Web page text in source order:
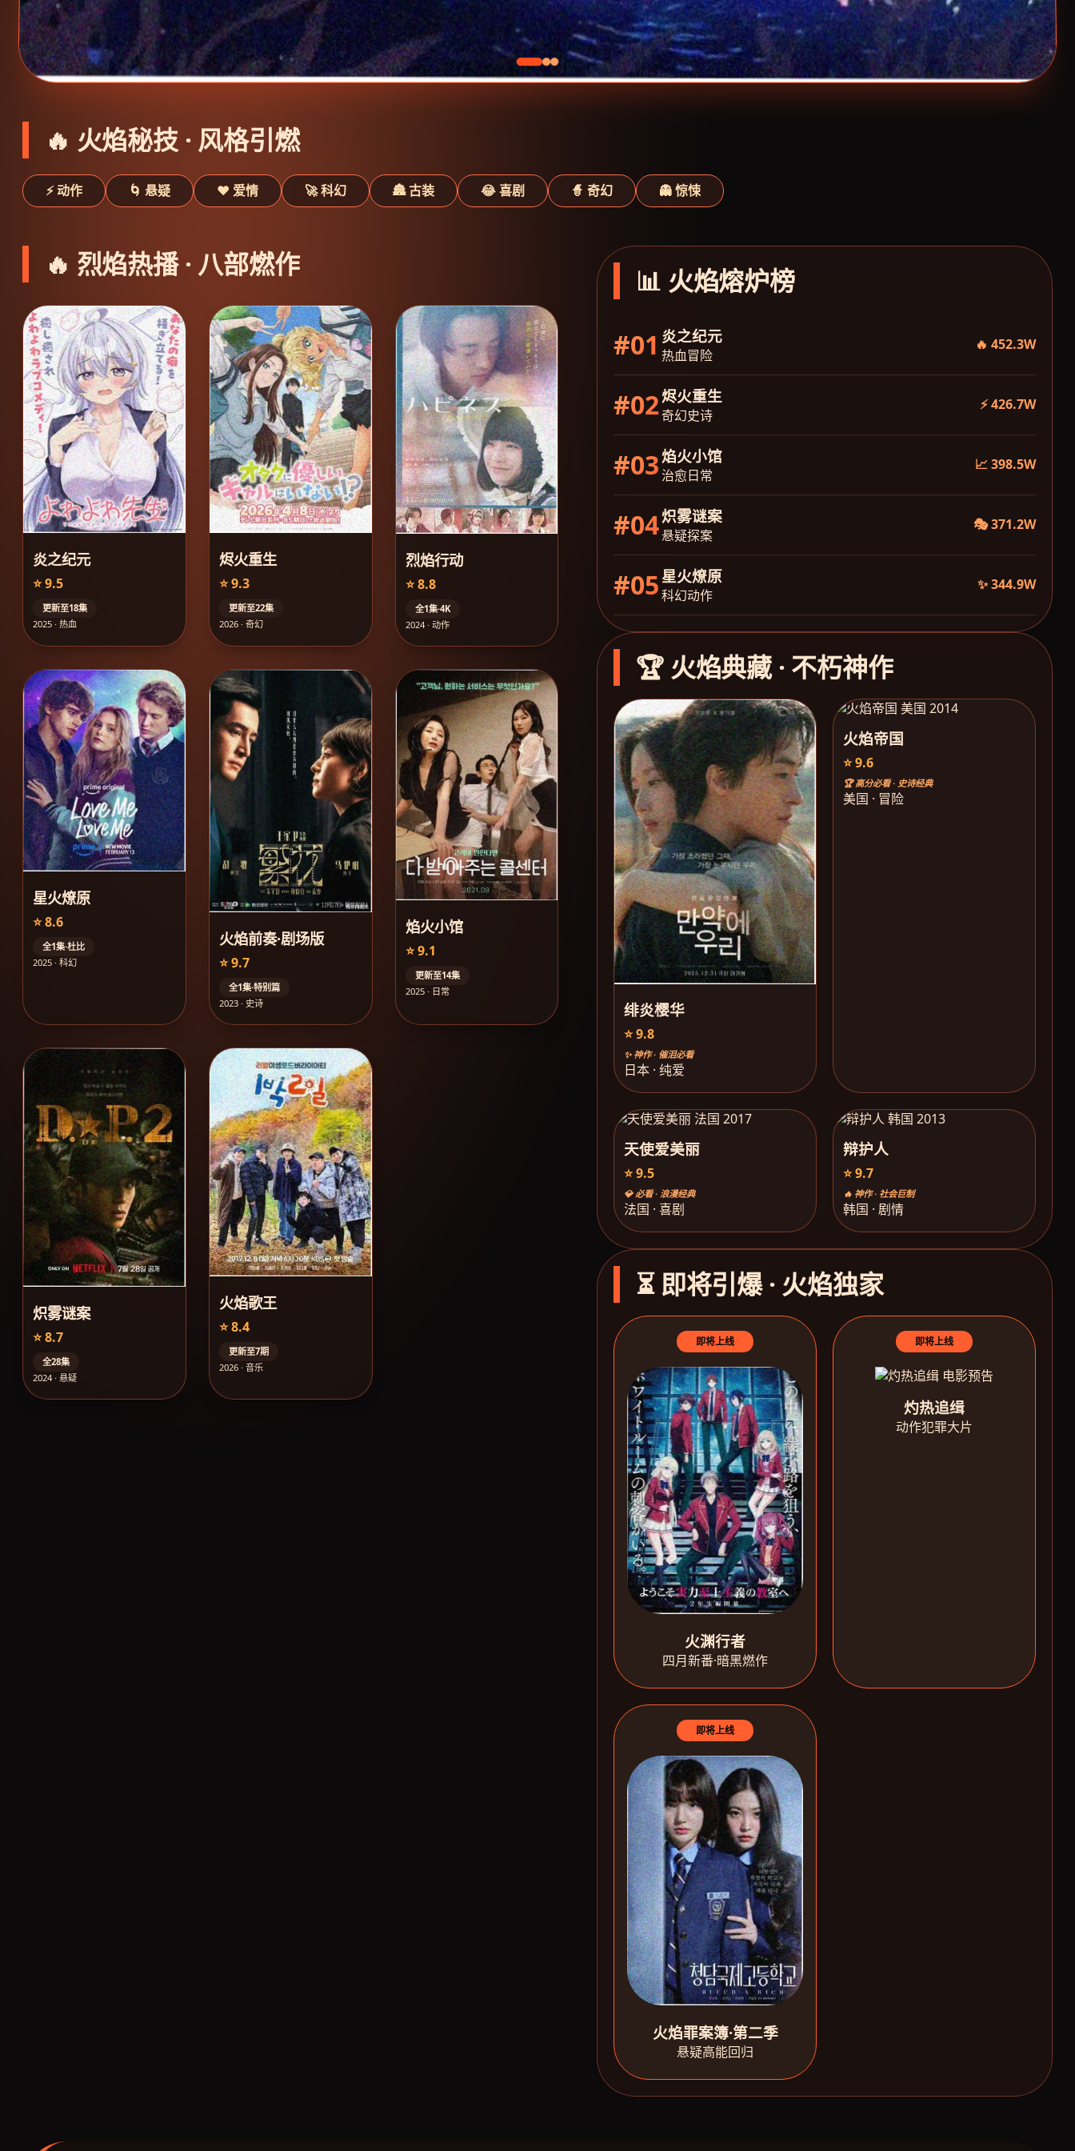
🔥 火焰秘技 · 风格引燃
⚡ 动作 🌀 悬疑 ❤️ 爱情 🚀 科幻 🏯 古装 😂 喜剧 🧙 奇幻 👻 惊悚
🔥 烈焰热播 · 八部燃作
炎之纪元
⭐ 9.5
更新至18集
2025 · 热血
烬火重生
⭐ 9.3
更新至22集
2026 · 奇幻
烈焰行动
⭐ 8.8
全1集·4K
2024 · 动作
星火燎原
⭐ 8.6
全1集·杜比
2025 · 科幻
火焰前奏·剧场版
⭐ 9.7
全1集·特别篇
2023 · 史诗
焰火小馆
⭐ 9.1
更新至14集
2025 · 日常
炽雾谜案
⭐ 8.7
全28集
2024 · 悬疑
火焰歌王
⭐ 8.4
更新至7期
2026 · 音乐
📊 火焰熔炉榜
#01 炎之纪元
热血冒险
🔥 452.3W
#02烬火重生
奇幻史诗
⚡ 426.7W
#03焰火小馆
治愈日常
📈 398.5W
#04炽雾谜案
悬疑探案
🎭 371.2W
#05 星火燎原
科幻动作
✨ 344.9W
🏆 火焰典藏 · 不朽神作
绯炎樱华
⭐ 9.8
✨ 神作 · 催泪必看
日本 · 纯爱
火焰帝国
⭐ 9.6
🏆 高分必看 · 史诗经典
美国 · 冒险
天使爱美丽
⭐ 9.5
💎 必看 · 浪漫经典
法国 · 喜剧
辩护人
⭐ 9.7
🔥 神作 · 社会巨制
韩国 · 剧情
⏳ 即将引爆 · 火焰独家
即将上线
火渊行者
四月新番·暗黑燃作
即将上线
灼热追缉
动作犯罪大片
即将上线
火焰罪案簿·第二季
悬疑高能回归